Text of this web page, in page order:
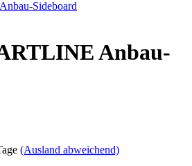
Anbau-
(Ausland abweichend)